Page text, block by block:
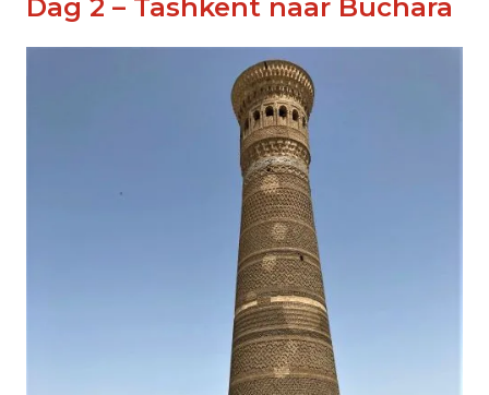
Dag 2 – Tashkent naar Buchara